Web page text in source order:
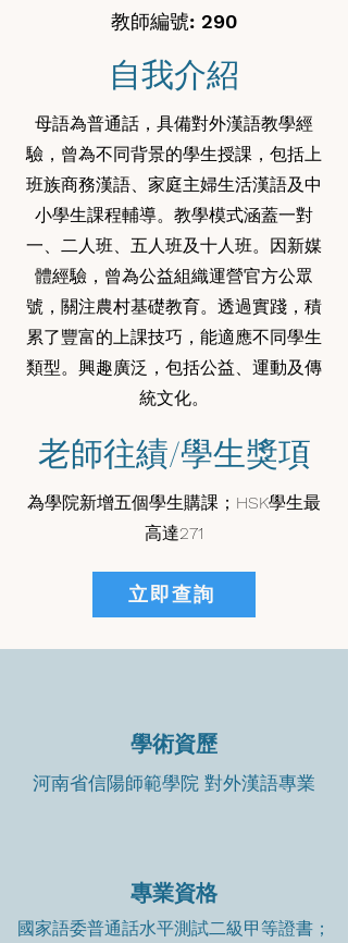
教師編號: 290
自我介紹
母語為普通話，具備對外漢語教學經
驗，曾為不同背景的學生授課，包括上
班族商務漢語、家庭主婦生活漢語及中
小學生課程輔導。教學模式涵蓋一對
一、二人班、五人班及十人班。因新媒
體經驗，曾為公益組織運營官方公眾
號，關注農村基礎教育。透過實踐，積
累了豐富的上課技巧，能適應不同學生
類型。興趣廣泛，包括公益、運動及傳
統文化。
老師往績/學生獎項
為學院新增五個學生購課；HSK學生最
高達271
立即查詢
學術資歷
河南省信陽師範學院 對外漢語專業
專業資格
國家語委普通話水平測試二級甲等證書；